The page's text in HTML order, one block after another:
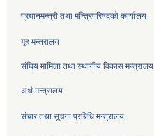
प्रधानमन्त्री तथा मन्त्रिपरिषदको कार्यालय
गृह मन्त्रालय
संघिय मामिला तथा स्थानीय विकास मन्त्रालय
अर्थ मन्त्रालय
संचार तथा सूचना प्रबिधि मन्त्रालय